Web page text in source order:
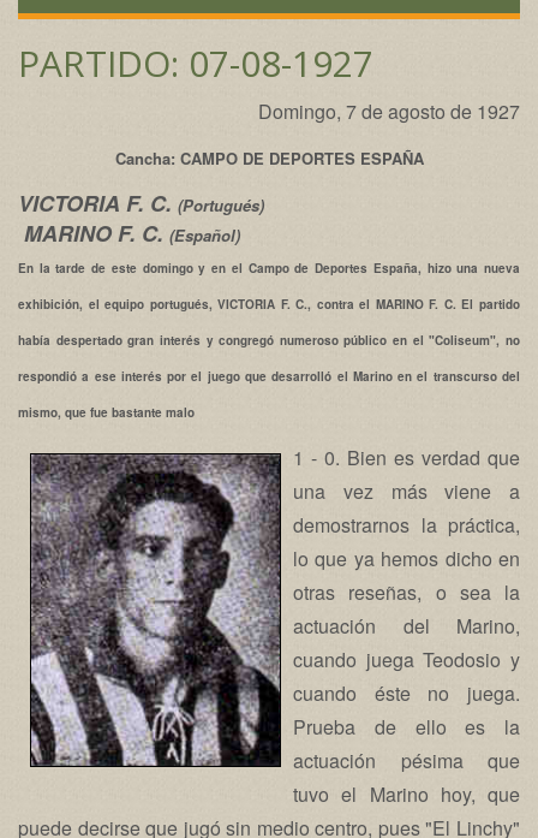
PARTIDO: 07-08-1927
Domingo, 7 de agosto de 1927
Cancha: CAMPO DE DEPORTES ESPAÑA
VICTORIA F. C. (Portugués)
MARINO F. C. (Español)
En la tarde de este domingo y en el Campo de Deportes España, hizo una nueva
exhibición, el equipo portugués, VICTORIA F. C., contra el MARINO F. C. El partido
había despertado gran interés y congregó numeroso público en el "Coliseum", no
respondió a ese interés por el juego que desarrolló el Marino en el transcurso del
mismo, que fue bastante malo
1 - 0. Bien es verdad que
una vez más viene a
demostrarnos la práctica,
lo que ya hemos dicho en
otras reseñas, o sea la
actuación del Marino,
cuando juega Teodosio y
cuando éste no juega.
Prueba de ello es la
actuación pésima que
tuvo el Marino hoy, que
puede decirse que jugó sin medio centro, pues "El Linchy"